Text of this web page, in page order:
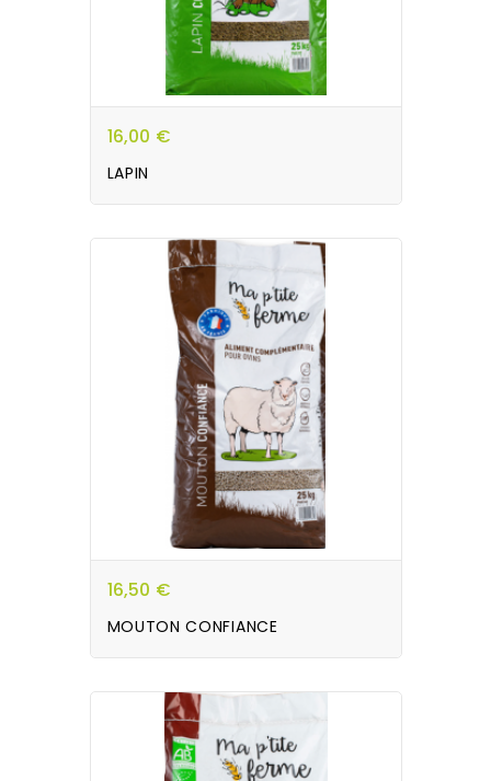
16,00 €
LAPIN
16,50 €
MOUTON CONFIANCE